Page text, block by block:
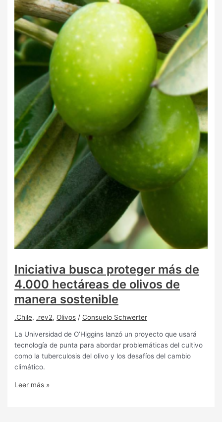
Iniciativa busca proteger más de
4.000 hectáreas de olivos de
manera sostenible
.Chile, .rev2, Olivos / Consuelo Schwerter
La Universidad de O’Higgins lanzó un proyecto que usará
tecnología de punta para abordar problemáticas del cultivo
como la tuberculosis del olivo y los desafíos del cambio
climático.
Leer más »